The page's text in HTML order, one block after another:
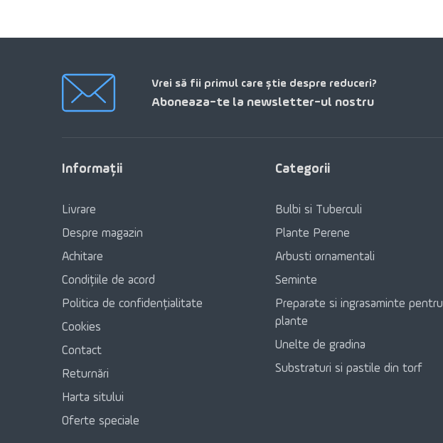
Vrei să fii primul care știe despre reduceri?
Aboneaza-te la newsletter-ul nostru
Informaţii
Livrare
Despre magazin
Achitare
Condițiile de acord
Politica de confidențialitate
Cookies
Contact
Returnări
Harta sitului
Oferte speciale
Categorii
Bulbi si Tuberculi
Plante Perene
Arbusti ornamentali
Seminte
Preparate si ingrasaminte pentru
plante
Unelte de gradina
Substraturi si pastile din torf